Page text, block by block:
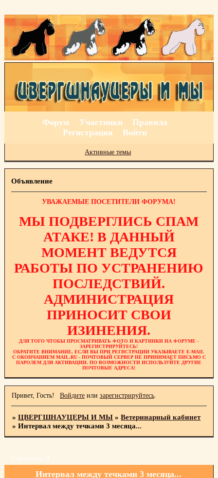
Форум Участники
Правила
Регистрация
Войти
Активные темы
Объявление
УВАЖАЕМЫЕ ПОСЕТИТЕЛИ ФОРУМА!
МЫ ПОДВЕРГЛИСЬ СПАМ
АТАКЕ! В ДАННЫЙ
МОМЕНТ ВЕДУТСЯ
РАБОТЫ ПО УСТРАНЕНИЮ
ПОСЛЕДСТВИЙ.
АДМИНИСТРАЦИЯ
ПРИНОСИТ СВОИ
ИЗИНЕНИЯ.
ДЛЯ ТОГО ЧТОБЫ ПРОСМАТРИВАТЬ ФОТО И КАРТИНКИ НА ФОРУМЕ -
ЗАРЕГИСТРИРУЙТЕСЬ!
ОБРАТИТЕ ВНИМАНИЕ, ЕСЛИ ВЫ ПРИ РЕГИСТРАЦИИ УКАЗЫВАЕТЕ E-MAIL
С ОКОНЧАНИЕМ MAIL.RU - ПОЧТОВЫЙ СЕРВЕР НЕ ПРИНИМАЕТ ПИСЬМО С
ПАРОЛЕМ ДЛЯ АКТИВАЦИИ. ПО ВОЗМОЖНОСТИ ИСПОЛЬЗУЙТЕ ДРУГИЕ
ПОЧТОВЫЕ АДРЕСА!
Привет, Гость! Войдитеили зарегистрируйтесь.
»ЦВЕРГШНАУЦЕРЫ И МЫ »Ветеринарный кабинет
»Интервал между течками 3 месяца...
Интервал между течками 3 месяца...
Страница: 1